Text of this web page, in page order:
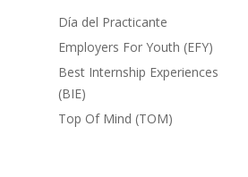
Día del Practicante
Employers For Youth (EFY)
Best Internship Experiences
(BIE)
Top Of Mind (TOM)